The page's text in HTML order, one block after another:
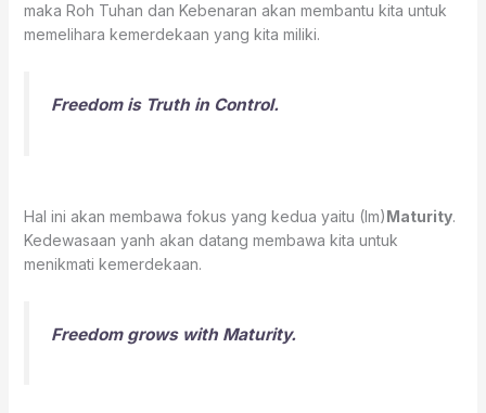
maka Roh Tuhan dan Kebenaran akan membantu kita untuk
memelihara kemerdekaan yang kita miliki.
Freedom is Truth in Control.
Hal ini akan membawa fokus yang kedua yaitu (Im)Maturity.
Kedewasaan yanh akan datang membawa kita untuk
menikmati kemerdekaan.
Freedom grows with Maturity.